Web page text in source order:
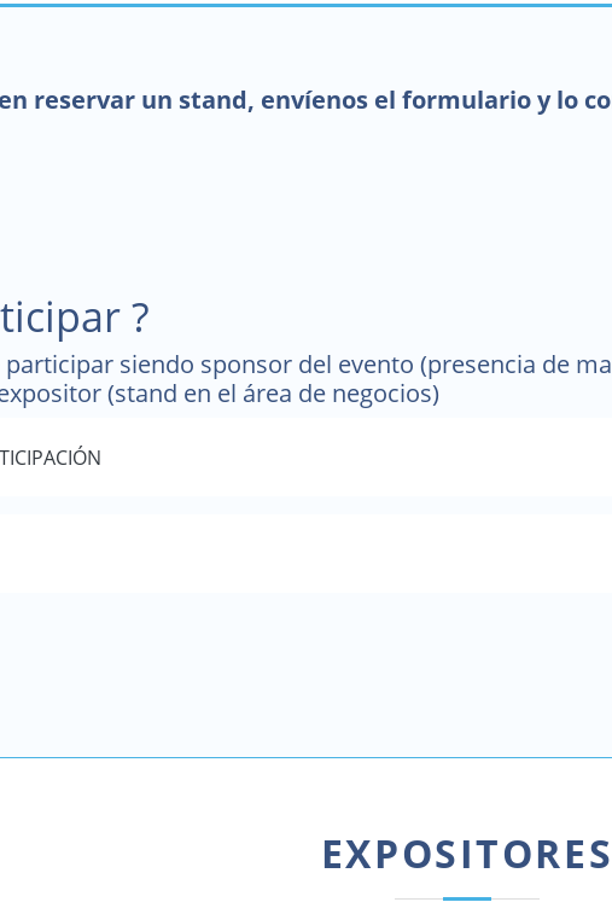
?
siendo sponsor del evento (presencia de
(stand en el área de negocios)
reservar un stand, envíenos el formulario y lo
EXPOSITORES